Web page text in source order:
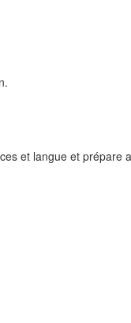
et langue et prépare